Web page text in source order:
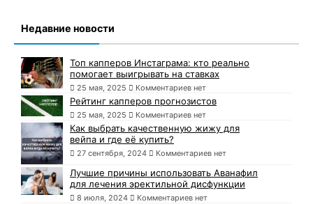
Недавние новости
Топ капперов Инстаграма: кто реально
помогает выигрывать на ставках
25 мая, 2025 Комментариев нет
Рейтинг капперов прогнозистов
25 мая, 2025 Комментариев нет
Как выбрать качественную жижу для
вейпа и где её купить?
27 сентября, 2024 Комментариев нет
Лучшие причины использовать Аванафил
для лечения эректильной дисфункции
8 июля, 2024 Комментариев нет